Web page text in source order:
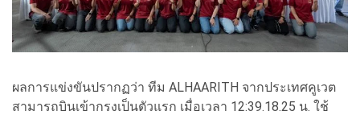
ผลการแข่งขันปรากฏว่า ทีม ALHAARITH จากประเทศคูเวต
สามารถบินเข้ากรงเป็นตัวแรก เมื่อเวลา 12:39.18.25 น. ใช้